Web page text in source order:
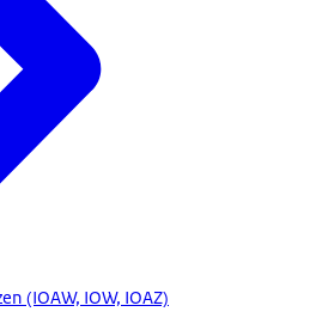
(IOAW, IOW, IOAZ)